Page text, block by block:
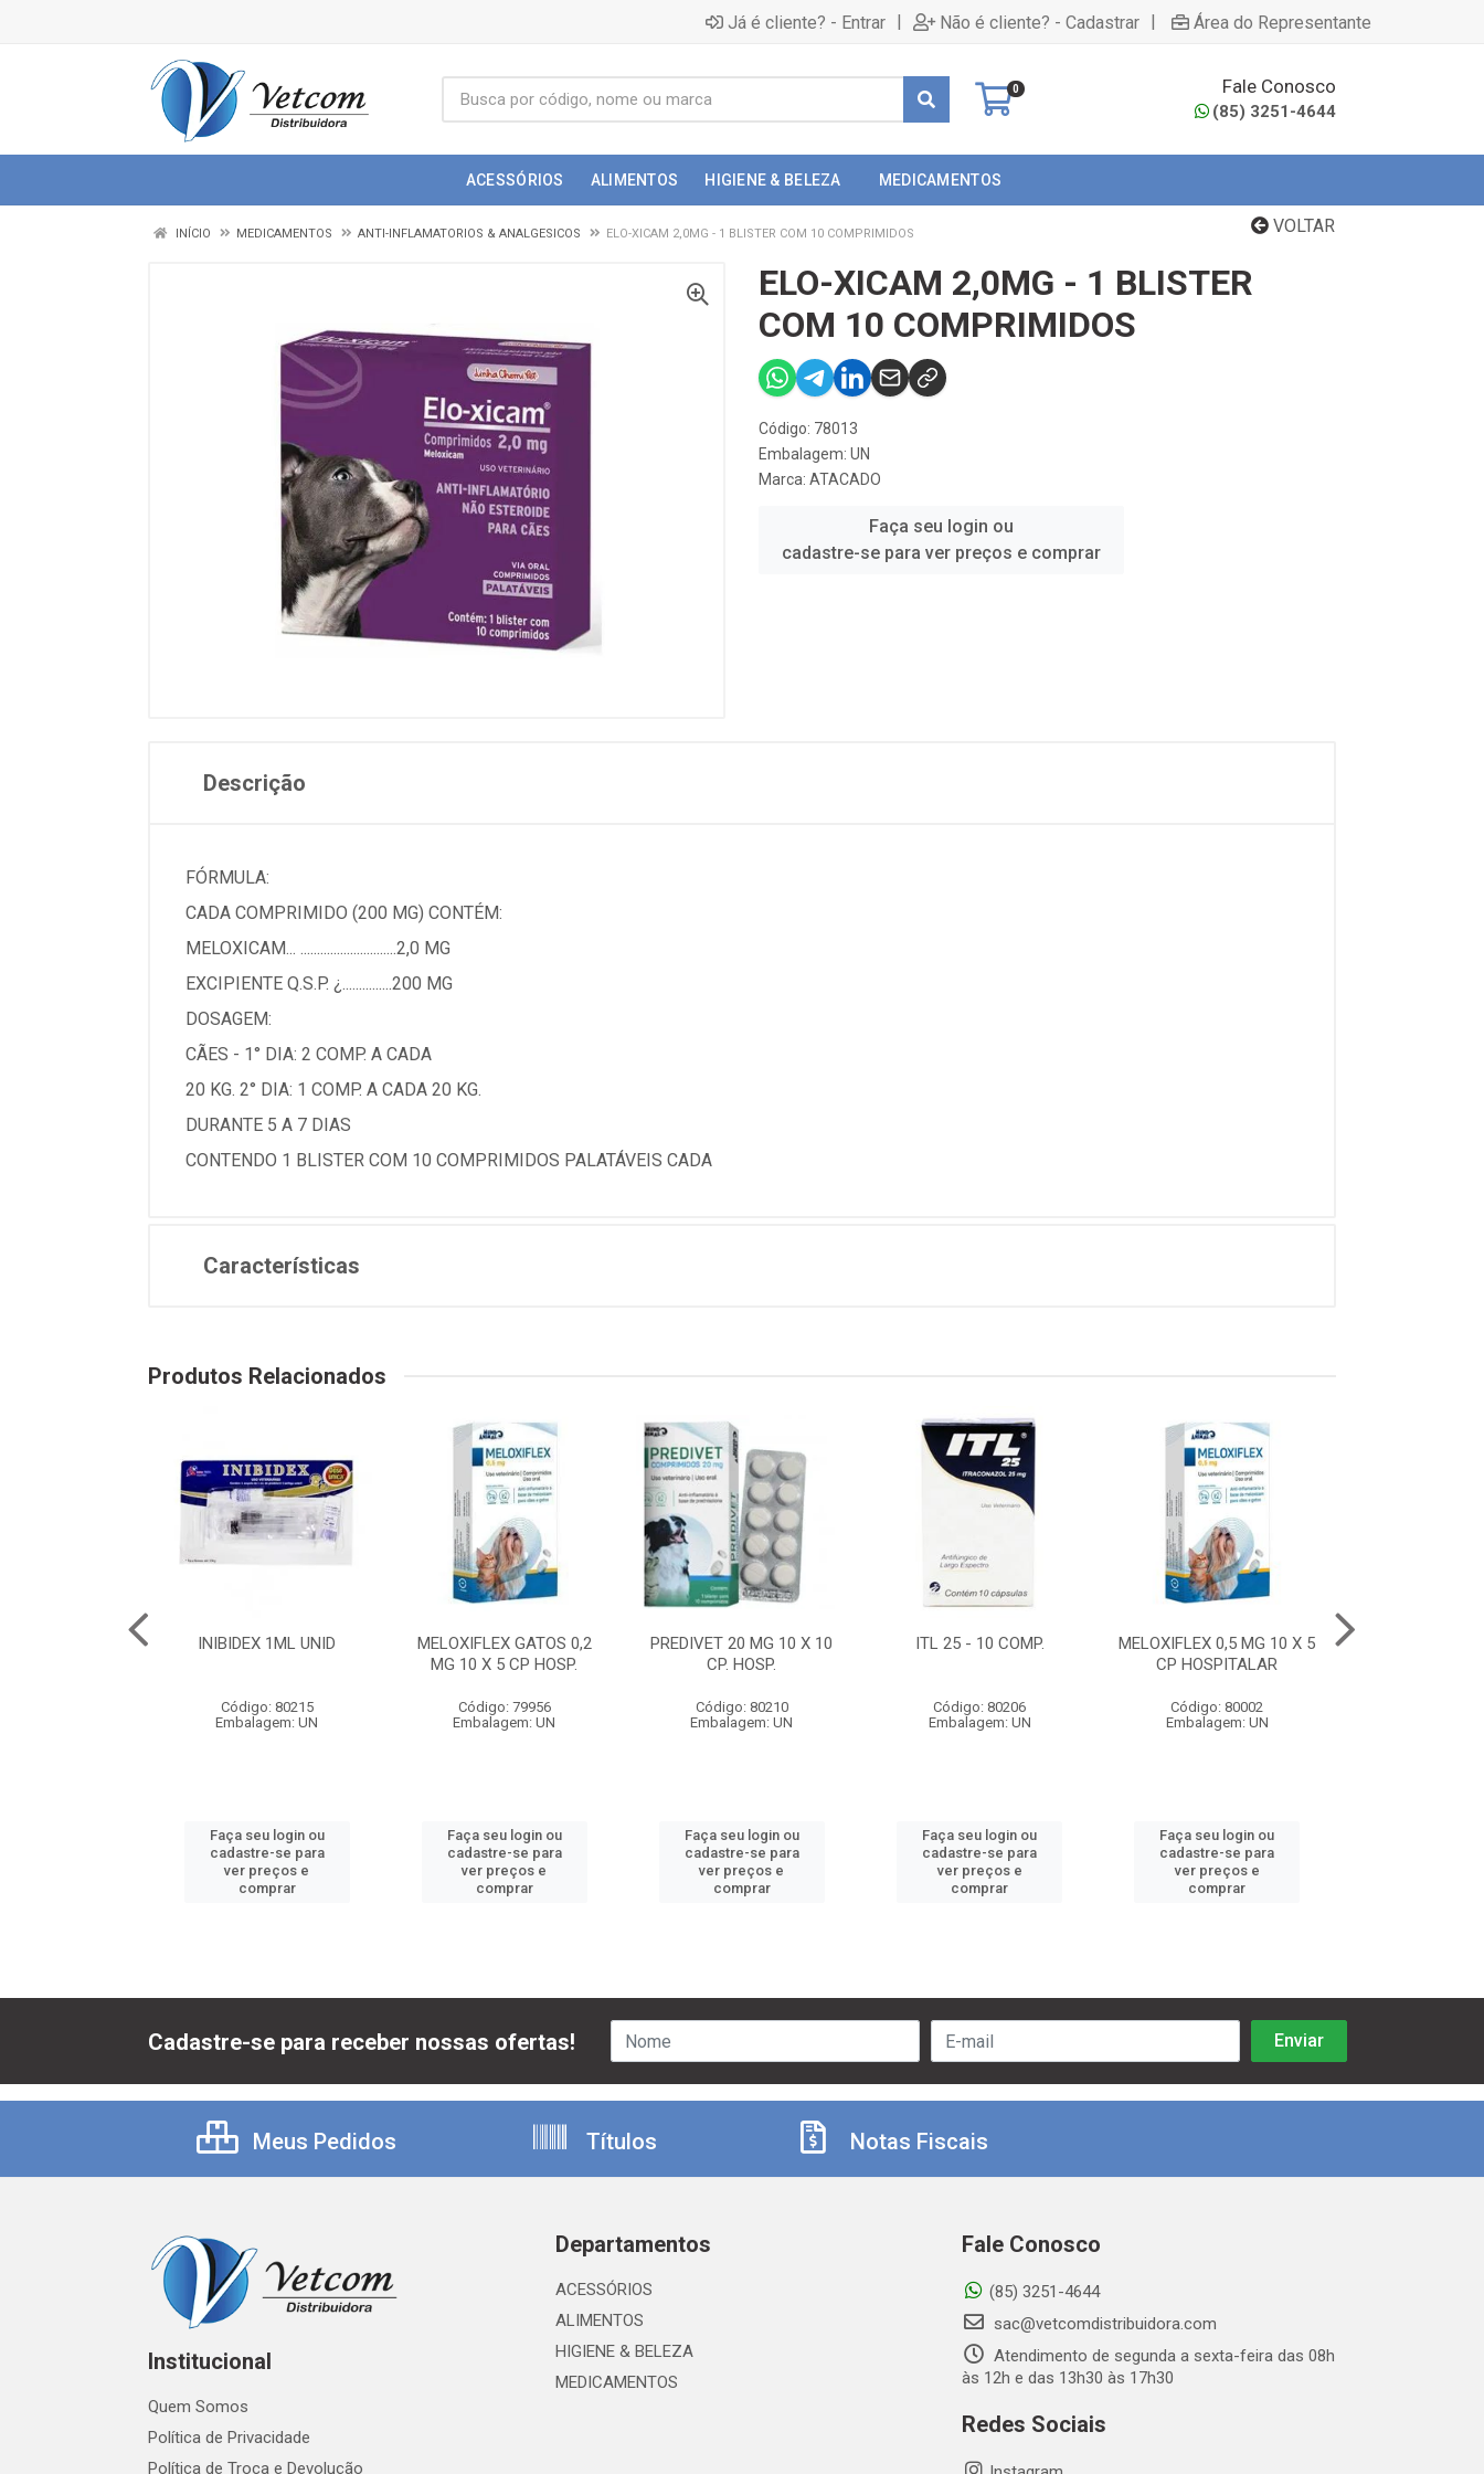
Já é cliente? - Entrar | Não é cliente? - Cadastrar | Área do Representante
0 Fale Conosco
(85) 3251-4644
ACESSÓRIOS ALIMENTOS HIGIENE & BELEZA MEDICAMENTOS
VOLTAR
INÍCIO MEDICAMENTOS ANTI-INFLAMATORIOS & ANALGESICOS ELO-XICAM 2,0MG - 1 BLISTER COM 10 COMPRIMIDOS
ELO-XICAM 2,0MG - 1 BLISTER
COM 10 COMPRIMIDOS
Código: 78013
Embalagem: UN
Marca: ATACADO
Faça seu login ou
cadastre-se para ver preços e comprar
Descrição
FÓRMULA:
CADA COMPRIMIDO (200 MG) CONTÉM:
MELOXICAM... .............................2,0 MG
EXCIPIENTE Q.S.P. ¿...............200 MG
DOSAGEM:
CÃES - 1° DIA: 2 COMP. A CADA
20 KG. 2° DIA: 1 COMP. A CADA 20 KG.
DURANTE 5 A 7 DIAS
CONTENDO 1 BLISTER COM 10 COMPRIMIDOS PALATÁVEIS CADA
Características
Produtos Relacionados
INIBIDEX 1ML UNID
Código: 80215
Embalagem: UN
Faça seu login ou
cadastre-se para
ver preços e
comprar
MELOXIFLEX GATOS 0,2
MG 10 X 5 CP HOSP.
Código: 79956
Embalagem: UN
Faça seu login ou
cadastre-se para
ver preços e
comprar
PREDIVET 20 MG 10 X 10
CP. HOSP.
Código: 80210
Embalagem: UN
Faça seu login ou
cadastre-se para
ver preços e
comprar
ITL 25 - 10 COMP.
Código: 80206
Embalagem: UN
Faça seu login ou
cadastre-se para
ver preços e
comprar
MELOXIFLEX 0,5 MG 10 X 5
CP HOSPITALAR
Código: 80002
Embalagem: UN
Faça seu login ou
cadastre-se para
ver preços e
comprar
Cadastre-se para receber nossas ofertas!
Meus Pedidos Títulos Notas Fiscais
Institucional
Quem Somos
Política de Privacidade
Política de Troca e Devolução
Departamentos
ACESSÓRIOS
ALIMENTOS
HIGIENE & BELEZA
MEDICAMENTOS
Fale Conosco
(85) 3251-4644
sac@vetcomdistribuidora.com
Atendimento de segunda a sexta-feira das 08h
às 12h e das 13h30 às 17h30
Redes Sociais